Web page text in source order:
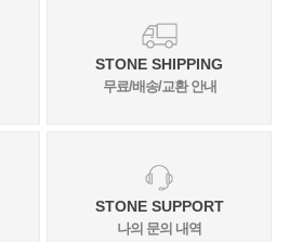
STONE SHIPPING
무료/배송/교환 안내
STONE SUPPORT
나의 문의 내역